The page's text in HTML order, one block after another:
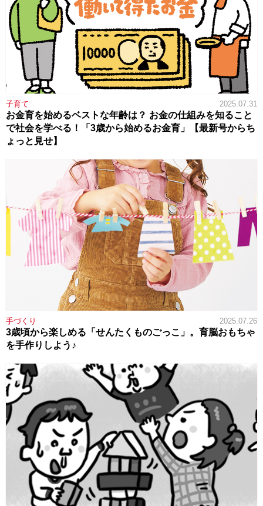
子育て 2025.07.31
お金育を始めるベストな年齢は？ お金の仕組みを知ること
で社会を学べる！「3歳から始めるお金育」【最新号からち
ょっと見せ】
手づくり 2025.07.26
3歳頃から楽しめる「せんたくものごっこ」。育脳おもちゃ
を手作りしよう♪